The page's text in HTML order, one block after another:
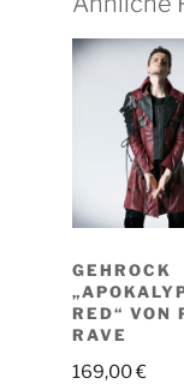
GEHROCK
RED“ VON
RAVE
169,00€